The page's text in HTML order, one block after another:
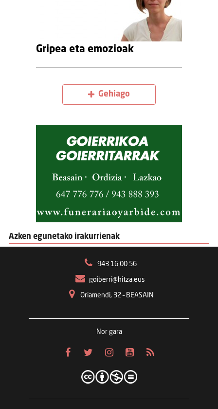
Gripea eta emozioak
Gehiago
Azken egunetako irakurrienak
943 16 00 56
goiberri@hitza.eus
Oriamendi, 32 – BEASAIN
Nor gara